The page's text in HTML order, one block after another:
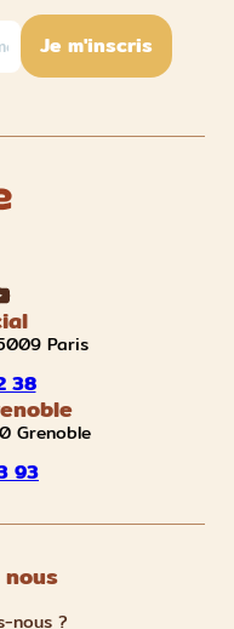
Je m'inscris
Paris
38
Grenoble
93
nous ?